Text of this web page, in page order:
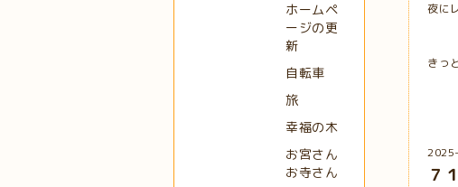
夜に
きっ
７
ホームペ
ージの更
新
自転車
旅
幸福の木
お宮さん
お寺さん